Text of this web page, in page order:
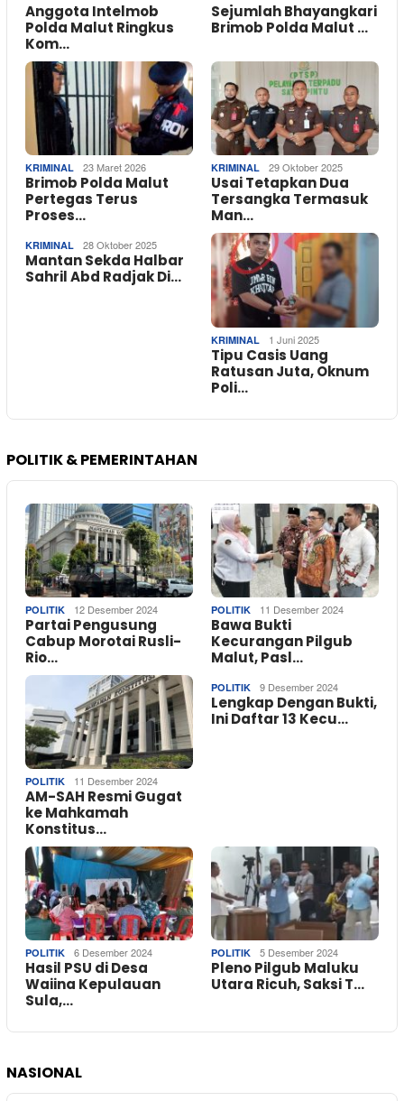
Anggota Intelmob
Polda Malut Ringkus
Kom…
Sejumlah Bhayangkari
Brimob Polda Malut …
KRIMINAL 23 Maret 2026
Brimob Polda Malut
Pertegas Terus
Proses…
KRIMINAL 29 Oktober 2025
Usai Tetapkan Dua
Tersangka Termasuk
Man…
KRIMINAL 28 Oktober 2025
Mantan Sekda Halbar
Sahril Abd Radjak Di…
KRIMINAL 1 Juni 2025
Tipu Casis Uang
Ratusan Juta, Oknum
Poli…
POLITIK & PEMERINTAHAN
POLITIK 12 Desember 2024
Partai Pengusung
Cabup Morotai Rusli-
Rio…
POLITIK 11 Desember 2024
Bawa Bukti
Kecurangan Pilgub
Malut, Pasl…
POLITIK 11 Desember 2024
AM-SAH Resmi Gugat
ke Mahkamah
Konstitus…
POLITIK 9 Desember 2024
Lengkap Dengan Bukti,
Ini Daftar 13 Kecu…
POLITIK 6 Desember 2024
Hasil PSU di Desa
Waiina Kepulauan
Sula,…
POLITIK 5 Desember 2024
Pleno Pilgub Maluku
Utara Ricuh, Saksi T…
NASIONAL